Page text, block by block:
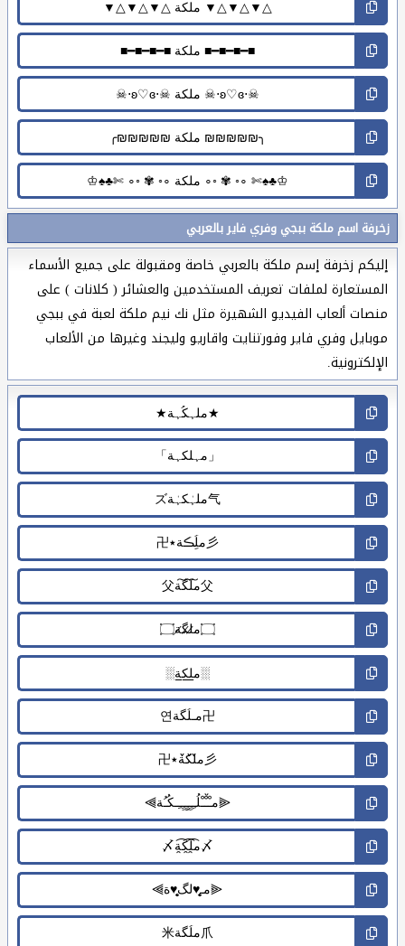
زخرفة اسم ملكة ببجي وفري فاير بالعربي
إليكم زخرفة إسم ملكة بالعربي خاصة ومقبولة على جميع الأسماء
المستعارة لملفات تعريف المستخدمين والعشائر ( كلانات ) على
منصات ألعاب الفيديو الشهيرة مثل نك نيم ملكة لعبة في ببجي
موبايل وفري فاير وفورتنايت واقاريو وليجند وغيرها من الألعاب
الإلكترونية.